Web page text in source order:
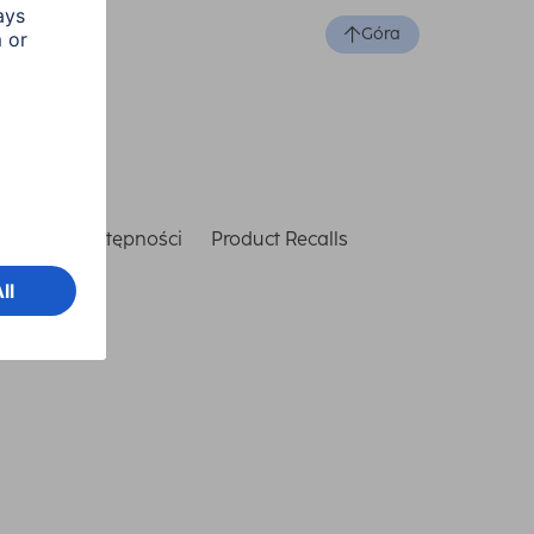
Góra
dostępności Product Recalls